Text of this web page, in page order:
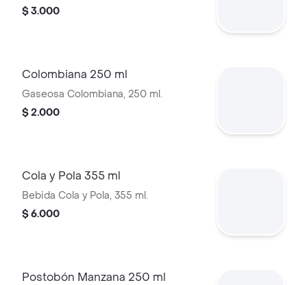
$ 3.000
Colombiana 250 ml
Gaseosa Colombiana, 250 ml.
$ 2.000
Cola y Pola 355 ml
Bebida Cola y Pola, 355 ml.
$ 6.000
Postobón Manzana 250 ml